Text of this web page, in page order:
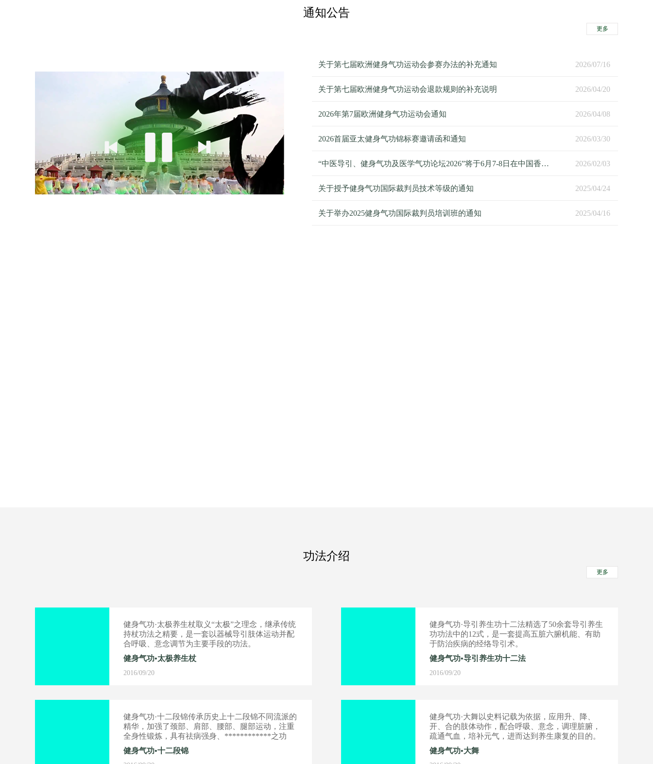
通知公告
更多
关于第七届欧洲健身气功运动会参赛办法的补充通知 2026/07/16
关于第七届欧洲健身气功运动会退款规则的补充说明 2026/04/20
2026年第7届欧洲健身气功运动会通知 2026/04/08
2026首届亚太健身气功锦标赛邀请函和通知 2026/03/30
“中医导引、健身气功及医学气功论坛2026”将于6月7-8日在中国香港举办 2026/02/03
关于授予健身气功国际裁判员技术等级的通知 2025/04/24
关于举办2025健身气功国际裁判员培训班的通知 2025/04/16
功法介绍
更多
健身气功·太极养生杖取义“太极”之理念，继承传统
持杖功法之精要，是一套以器械导引肢体运动并配
合呼吸、意念调节为主要手段的功法。
健身气功•太极养生杖
2016/09/20
健身气功·导引养生功十二法精选了50余套导引养生
功功法中的12式，是一套提高五脏六腑机能、有助
于防治疾病的经络导引术。
健身气功•导引养生功十二法
2016/09/20
健身气功·十二段锦传承历史上十二段锦不同流派的
精华，加强了颈部、肩部、腰部、腿部运动，注重
全身性锻炼，具有祛病强身、************之功
效。
健身气功•十二段锦
健身气功·大舞以史料记载为依据，应用升、降、
开、合的肢体动作，配合呼吸、意念，调理脏腑，
疏通气血，培补元气，进而达到养生康复的目的。
健身气功•大舞